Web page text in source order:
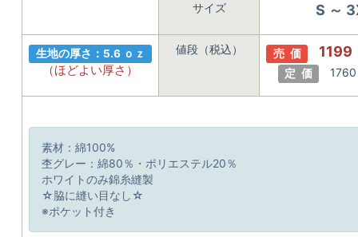
サイズ S ～
生地の厚さ：5.6 ｏｚ
（ほどよい厚さ）
値段（税込） 売 価 1199
定 価
素材：綿100%
杢グレー：綿80％・ポリエステル20％
ホワイトのみ錦糸縫製
☆脇に縫い目なし☆
※ポケット付き